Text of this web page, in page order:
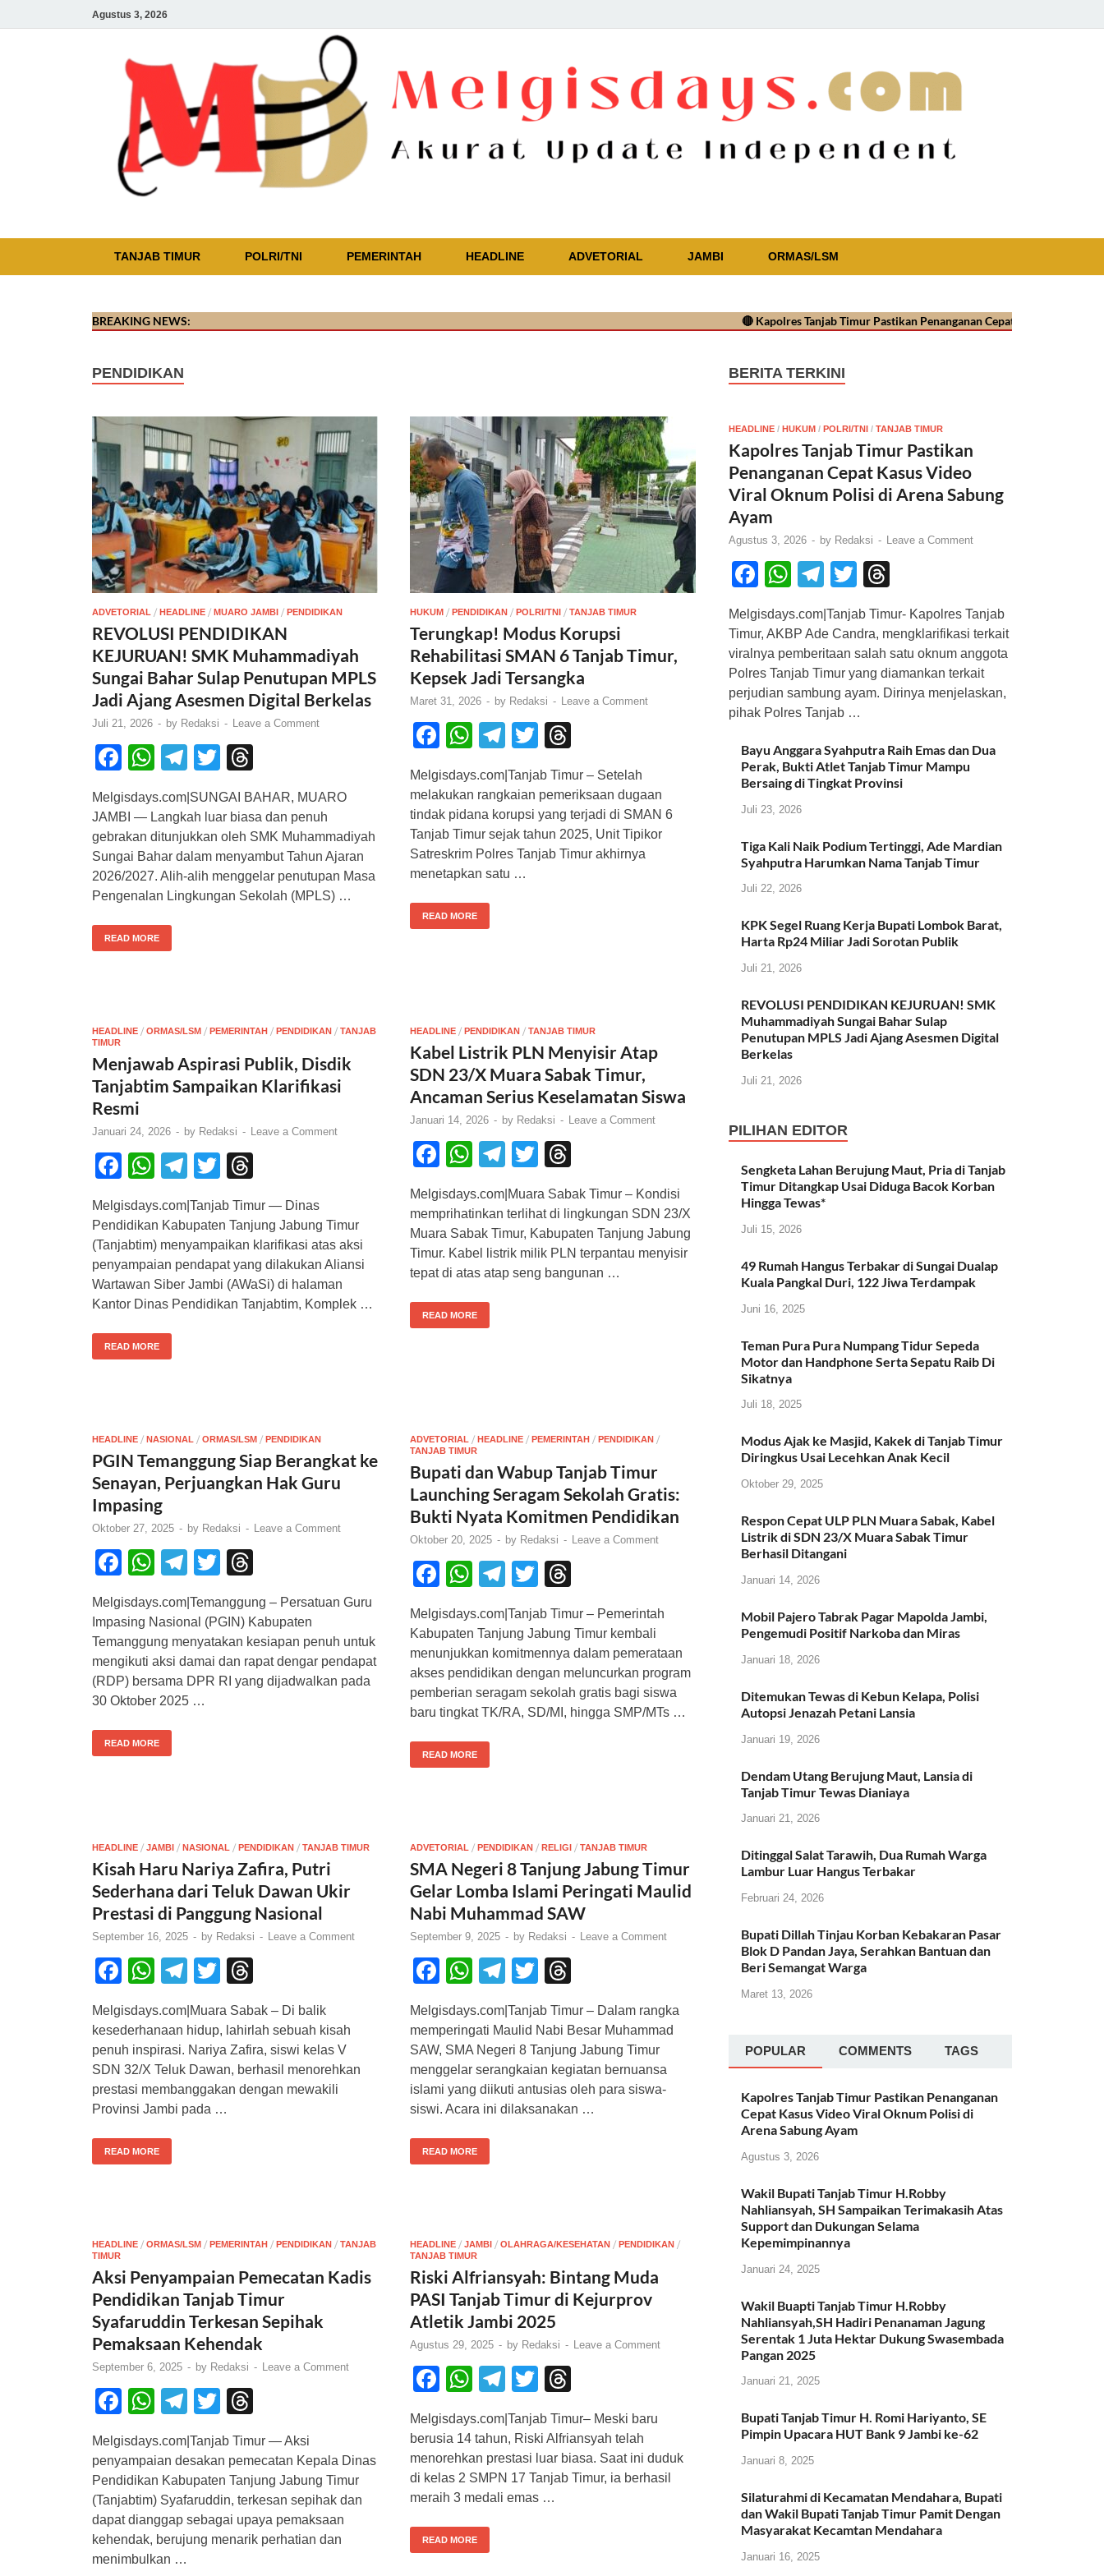
Agustus 3, 2026
Akurat Update Independent
TANJAB TIMUR
POLRI/TNI PEMERINTAH HEADLINE ADVETORIAL JAMBI ORMAS/LSM
BREAKING NEWS: Kapolres Tanjab Timur Pastikan Penanganan Cepat Kasus Video Viral
PENDIDIKAN
ADVETORIAL / HEADLINE / MUARO JAMBI / PENDIDIKAN
REVOLUSI PENDIDIKAN
KEJURUAN! SMK Muhammadiyah
Sungai Bahar Sulap Penutupan MPLS
Jadi Ajang Asesmen Digital Berkelas
Juli 21, 2026 - by Redaksi - Leave a Comment
F
c
e
b
o
k
W
at
s
A
p
T
e
gr
a
m
T
tt
er
e
a
d
s
Melgisdays.com|SUNGAI BAHAR, MUARO
JAMBI — Langkah luar biasa dan penuh
gebrakan ditunjukkan oleh SMK Muhammadiyah
Sungai Bahar dalam menyambut Tahun Ajaran
2026/2027. Alih-alih menggelar penutupan Masa
Pengenalan Lingkungan Sekolah (MPLS) …
READ MORE
HUKUM / PENDIDIKAN / POLRI/TNI / TANJAB TIMUR
Terungkap! Modus Korupsi
Rehabilitasi SMAN 6 Tanjab Timur,
Kepsek Jadi Tersangka
Maret 31, 2026 - by Redaksi - Leave a Comment
F
c
e
b
o
k
W
at
s
A
p
T
e
gr
a
m
T
tt
er
e
a
d
s
Melgisdays.com|Tanjab Timur – Setelah
melakukan rangkaian pemeriksaan dugaan
tindak pidana korupsi yang terjadi di SMAN 6
Tanjab Timur sejak tahun 2025, Unit Tipikor
Satreskrim Polres Tanjab Timur akhirnya
menetapkan satu …
READ MORE
HEADLINE / ORMAS/LSM / PEMERINTAH / PENDIDIKAN / TANJAB
TIMUR
Menjawab Aspirasi Publik, Disdik
Tanjabtim Sampaikan Klarifikasi
Resmi
Januari 24, 2026 - by Redaksi - Leave a Comment
F
c
e
b
o
k
W
at
s
A
p
T
e
gr
a
m
T
tt
er
e
a
d
s
Melgisdays.com|Tanjab Timur — Dinas
Pendidikan Kabupaten Tanjung Jabung Timur
(Tanjabtim) menyampaikan klarifikasi atas aksi
penyampaian pendapat yang dilakukan Aliansi
Wartawan Siber Jambi (AWaSi) di halaman
Kantor Dinas Pendidikan Tanjabtim, Komplek …
READ MORE
HEADLINE / PENDIDIKAN / TANJAB TIMUR
Kabel Listrik PLN Menyisir Atap
SDN 23/X Muara Sabak Timur,
Ancaman Serius Keselamatan Siswa
Januari 14, 2026 - by Redaksi - Leave a Comment
F
c
e
b
o
o
k
W
at
s
A
p
p
T
e
gr
a
m
T
tt
er
e
a
d
s
Melgisdays.com|Muara Sabak Timur – Kondisi
memprihatinkan terlihat di lingkungan SDN 23/X
Muara Sabak Timur, Kabupaten Tanjung Jabung
Timur. Kabel listrik milik PLN terpantau menyisir
tepat di atas atap seng bangunan …
READ MORE
HEADLINE / NASIONAL / ORMAS/LSM / PENDIDIKAN
PGIN Temanggung Siap Berangkat ke
Senayan, Perjuangkan Hak Guru
Impasing
Oktober 27, 2025 - by Redaksi - Leave a Comment
F
c
e
b
o
k
W
at
s
A
p
T
e
gr
a
m
T
tt
er
e
a
d
s
Melgisdays.com|Temanggung – Persatuan Guru
Impasing Nasional (PGIN) Kabupaten
Temanggung menyatakan kesiapan penuh untuk
mengikuti aksi damai dan rapat dengar pendapat
(RDP) bersama DPR RI yang dijadwalkan pada
30 Oktober 2025 …
READ MORE
ADVETORIAL / HEADLINE / PEMERINTAH / PENDIDIKAN /
TANJAB TIMUR
Bupati dan Wabup Tanjab Timur
Launching Seragam Sekolah Gratis:
Bukti Nyata Komitmen Pendidikan
Oktober 20, 2025 - by Redaksi - Leave a Comment
F
c
e
b
o
k
W
at
s
A
p
T
e
gr
a
m
T
tt
er
e
a
d
s
Melgisdays.com|Tanjab Timur – Pemerintah
Kabupaten Tanjung Jabung Timur kembali
menunjukkan komitmennya dalam pemerataan
akses pendidikan dengan meluncurkan program
pemberian seragam sekolah gratis bagi siswa
baru tingkat TK/RA, SD/MI, hingga SMP/MTs …
READ MORE
HEADLINE / JAMBI / NASIONAL / PENDIDIKAN / TANJAB TIMUR
Kisah Haru Nariya Zafira, Putri
Sederhana dari Teluk Dawan Ukir
Prestasi di Panggung Nasional
September 16, 2025 - by Redaksi - Leave a Comment
F
c
e
b
o
k
W
at
s
A
p
T
e
gr
a
m
T
tt
er
e
a
d
s
Melgisdays.com|Muara Sabak – Di balik
kesederhanaan hidup, lahirlah sebuah kisah
penuh inspirasi. Nariya Zafira, siswi kelas V
SDN 32/X Teluk Dawan, berhasil menorehkan
prestasi membanggakan dengan mewakili
Provinsi Jambi pada …
READ MORE
ADVETORIAL / PENDIDIKAN / RELIGI / TANJAB TIMUR
SMA Negeri 8 Tanjung Jabung Timur
Gelar Lomba Islami Peringati Maulid
Nabi Muhammad SAW
September 9, 2025 - by Redaksi - Leave a Comment
F
c
e
b
o
k
W
at
s
A
p
T
e
gr
a
m
T
tt
er
e
a
d
s
Melgisdays.com|Tanjab Timur – Dalam rangka
memperingati Maulid Nabi Besar Muhammad
SAW, SMA Negeri 8 Tanjung Jabung Timur
menggelar serangkaian kegiatan bernuansa
islami yang diikuti antusias oleh para siswa-
siswi. Acara ini dilaksanakan …
READ MORE
HEADLINE / ORMAS/LSM / PEMERINTAH / PENDIDIKAN / TANJAB
TIMUR
Aksi Penyampaian Pemecatan Kadis
Pendidikan Tanjab Timur
Syafaruddin Terkesan Sepihak
Pemaksaan Kehendak
September 6, 2025 - by Redaksi - Leave a Comment
F
c
e
b
o
o
W
at
s
A
p
p
T
e
gr
a
m
T
tt
er
e
a
d
s
Melgisdays.com|Tanjab Timur — Aksi
penyampaian desakan pemecatan Kepala Dinas
Pendidikan Kabupaten Tanjung Jabung Timur
(Tanjabtim) Syafaruddin, terkesan sepihak dan
dapat dianggap sebagai upaya pemaksaan
kehendak, berujung menarik perhatian dan
menimbulkan …
HEADLINE / JAMBI / OLAHRAGA/KESEHATAN / PENDIDIKAN /
TANJAB TIMUR
Riski Alfriansyah: Bintang Muda
PASI Tanjab Timur di Kejurprov
Atletik Jambi 2025
Agustus 29, 2025 - by Redaksi - Leave a Comment
F
c
e
b
o
o
k
W
at
s
A
p
p
T
e
gr
a
m
T
tt
er
e
a
d
Melgisdays.com|Tanjab Timur– Meski baru
berusia 14 tahun, Riski Alfriansyah telah
menorehkan prestasi luar biasa. Saat ini duduk
di kelas 2 SMPN 17 Tanjab Timur, ia berhasil
meraih 3 medali emas …
READ MORE
BERITA TERKINI
HEADLINE /HUKUM /POLRI/TNI /TANJAB TIMUR
Kapolres Tanjab Timur Pastikan
Penanganan Cepat Kasus Video
Viral Oknum Polisi di Arena Sabung
Ayam
Agustus 3, 2026 - by Redaksi - Leave a Comment
F
c
e
b
o
k
W
at
s
A
p
T
e
gr
a
m
T
tt
er
e
a
d
s
Melgisdays.com|Tanjab Timur- Kapolres Tanjab
Timur, AKBP Ade Candra, mengklarifikasi terkait
viralnya pemberitaan salah satu oknum anggota
Polres Tanjab Timur yang diamankan terkait
perjudian sambung ayam. Dirinya menjelaskan,
pihak Polres Tanjab …
Bayu Anggara Syahputra Raih Emas dan Dua
Perak, Bukti Atlet Tanjab Timur Mampu
Bersaing di Tingkat Provinsi
Juli 23, 2026
Tiga Kali Naik Podium Tertinggi, Ade Mardian
Syahputra Harumkan Nama Tanjab Timur
Juli 22, 2026
KPK Segel Ruang Kerja Bupati Lombok Barat,
Harta Rp24 Miliar Jadi Sorotan Publik
Juli 21, 2026
REVOLUSI PENDIDIKAN KEJURUAN! SMK
Muhammadiyah Sungai Bahar Sulap
Penutupan MPLS Jadi Ajang Asesmen Digital
Berkelas
Juli 21, 2026
PILIHAN EDITOR
Sengketa Lahan Berujung Maut, Pria di Tanjab
Timur Ditangkap Usai Diduga Bacok Korban
Hingga Tewas*
Juli 15, 2026
49 Rumah Hangus Terbakar di Sungai Dualap
Kuala Pangkal Duri, 122 Jiwa Terdampak
Juni 16, 2025
Teman Pura Pura Numpang Tidur Sepeda
Motor dan Handphone Serta Sepatu Raib Di
Sikatnya
Juli 18, 2025
Modus Ajak ke Masjid, Kakek di Tanjab Timur
Diringkus Usai Lecehkan Anak Kecil
Oktober 29, 2025
Respon Cepat ULP PLN Muara Sabak, Kabel
Listrik di SDN 23/X Muara Sabak Timur
Berhasil Ditangani
Januari 14, 2026
Mobil Pajero Tabrak Pagar Mapolda Jambi,
Pengemudi Positif Narkoba dan Miras
Januari 18, 2026
Ditemukan Tewas di Kebun Kelapa, Polisi
Autopsi Jenazah Petani Lansia
Januari 19, 2026
Dendam Utang Berujung Maut, Lansia di
Tanjab Timur Tewas Dianiaya
Januari 21, 2026
Ditinggal Salat Tarawih, Dua Rumah Warga
Lambur Luar Hangus Terbakar
Februari 24, 2026
Bupati Dillah Tinjau Korban Kebakaran Pasar
Blok D Pandan Jaya, Serahkan Bantuan dan
Beri Semangat Warga
Maret 13, 2026
POPULAR COMMENTS TAGS
Kapolres Tanjab Timur Pastikan Penanganan
Cepat Kasus Video Viral Oknum Polisi di
Arena Sabung Ayam
Agustus 3, 2026
Wakil Bupati Tanjab Timur H.Robby
Nahliansyah, SH Sampaikan Terimakasih Atas
Support dan Dukungan Selama
Kepemimpinannya
Januari 24, 2025
Wakil Buapti Tanjab Timur H.Robby
Nahliansyah,SH Hadiri Penanaman Jagung
Serentak 1 Juta Hektar Dukung Swasembada
Pangan 2025
Januari 21, 2025
Bupati Tanjab Timur H. Romi Hariyanto, SE
Pimpin Upacara HUT Bank 9 Jambi ke-62
Januari 8, 2025
Silaturahmi di Kecamatan Mendahara, Bupati
dan Wakil Bupati Tanjab Timur Pamit Dengan
Masyarakat Kecamtan Mendahara
Januari 16, 2025